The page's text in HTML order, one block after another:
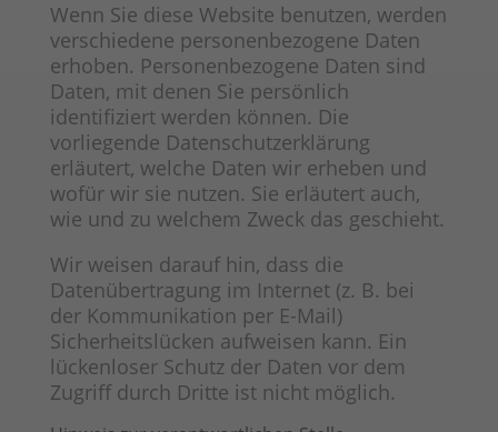
Wenn Sie diese Website benutzen, werden
verschiedene personenbezogene Daten
erhoben. Personenbezogene Daten sind
Daten, mit denen Sie persönlich
identifiziert werden können. Die
vorliegende Datenschutzerklärung
erläutert, welche Daten wir erheben und
wofür wir sie nutzen. Sie erläutert auch,
wie und zu welchem Zweck das geschieht.
Wir weisen darauf hin, dass die
Datenübertragung im Internet (z. B. bei
der Kommunikation per E-Mail)
Sicherheitslücken aufweisen kann. Ein
lückenloser Schutz der Daten vor dem
Zugriff durch Dritte ist nicht möglich.